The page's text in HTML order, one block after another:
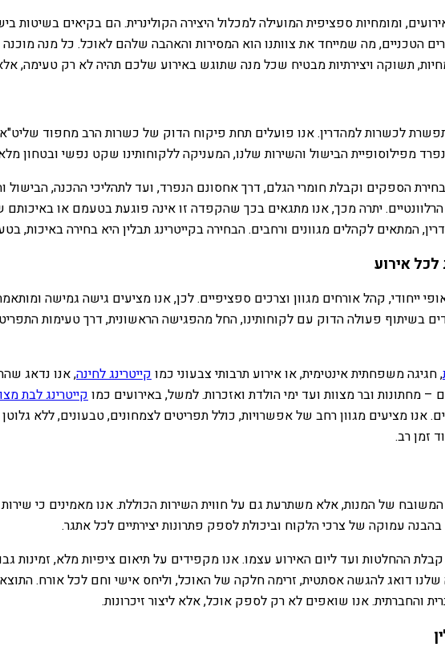
ומומחיות ספציפית המועילה למכלול היצירה הקולינרית. הם בקיאים
הטכניים, מה שמייחד את צוותנו הוא המסירות והאהבה שלהם לאוכל. כל מנה
תשוקה ויצירתיות מבטיח שכל מנה שתוגש באירוע שלכם תהיה לא רק טעימה,
לכשרות למהדרין. אנו פועלים תחת פיקוח הדוק של כשרות הרב מחפוד
מפילוסופיית הבישול והשירות שלנו, המעניקה ללקוחותינו שקט נפשי ובטחון
הספקים וקבלת חומרי הגלם, דרך אחסונם הנפרד, ועד לתהליכי ההכנה, הבישול
יתרה מכך, אנו מתגאים בכך שהקפדה זו אינה פוגעת בטעמם או
המתאים לקהלים מגוונים ורחבים. הבחירה בקייטרינג תבלין היא בחירה באיכות,
אירוע
ייחודי, קהל אורחים מגוון וצרכים ספציפיים. לכן, אנו מציעים גישה גמישה
בשיתוף פעולה הדוק עם לקוחותינו, החל מהפגישה הראשונית, דרך טעימות
, חגיגה משפחתית אינטימית, או אירוע תרבותי צבעוני כמו קייטרינג לחינה, אנו נדאג
מחתונות ובר מצוות ועד ימי הולדת ואזכרות. למשל, באירועים כמו קייטרינג לבת
אנו מציעים מגוון רחב של אפשרויות, כולל תפריטים לצמחונים, טבעונים, ללא
זמן רב.
של המנות, אלא משתרעת גם על חווית השירות הכוללת. אנו מאמינים כי
עמוקה של צרכי הלקוח וביכולת לספק פתרונות יצירתיים לכל אתגר.
ההחלטות ועד ליום האירוע עצמו. אנו מקפידים על תיאום ציפיות מלא, זמינות
שלנו דואג להגשה אסתטית, זרימה חלקה של האוכל, וליחס אישי וחם לכל אורח.
והחברתית. אנו שואפים לא רק לספק אוכל, אלא ליצור זיכרונות.